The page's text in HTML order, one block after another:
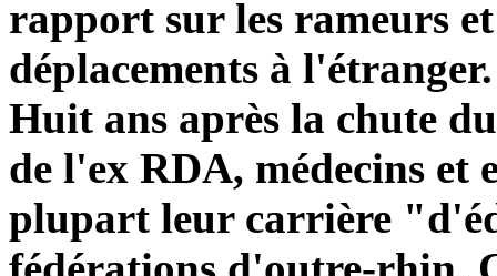
rapport sur les rameurs
déplacements à
Huit ans après la chute
de l'ex RDA, médecins
plupart leur carrière